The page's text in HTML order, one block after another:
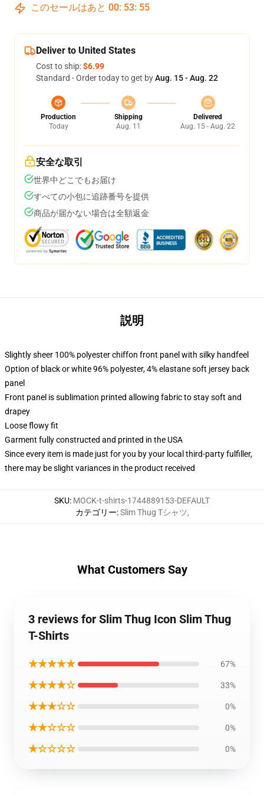
このセールはあと 00: 53: 54
Deliver to United States
Cost to ship:$6.99
Standard - Order today to get byAug. 15 - Aug. 22
Production
Today
Shipping
Aug. 11
Delivered
Aug. 15 - Aug. 22
安全な取引
世界中どこでもお届け
すべての小包に追跡番号を提供
商品が届かない場合は全額返金
説明
Slightly sheer 100% polyester chiffon front panel with silky handfeel
Option of black or white 96% polyester, 4% elastane soft jersey back
panel
Front panel is sublimation printed allowing fabric to stay soft and
drapey
Loose flowy fit
Garment fully constructed and printed in the USA
Since every item is made just for you by your local third-party fulfiller,
there may be slight variances in the product received
SKU: MOCK-t-shirts-1744889153-DEFAULT
カテゴリー:Slim Thug Tシャツ,
What Customers Say
3 reviews for Slim Thug Icon Slim Thug
T-Shirts
★★★★★ 67%
★★★★☆ 33%
★★★☆☆ 0%
★★☆☆☆ 0%
★☆☆☆☆ 0%